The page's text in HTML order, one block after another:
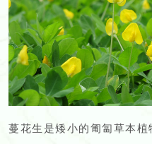
蔓花生是矮小的匍匐草本